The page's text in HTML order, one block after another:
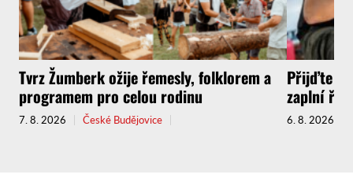
Tvrz Žumberk ožije řemesly, folklorem a
programem pro celou rodinu
7. 8. 2026 České Budějovice
Přijďte
zaplní
6. 8. 2026